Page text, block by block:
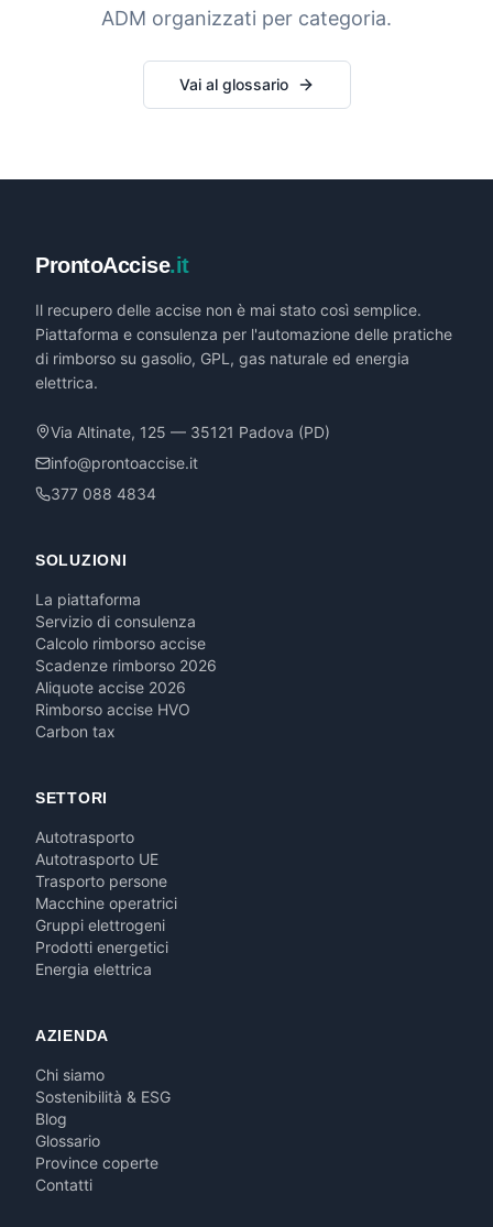
ADM organizzati per categoria.
Vai al glossario
ProntoAccise.it
Il recupero delle accise non è mai stato così semplice.
Piattaforma e consulenza per l'automazione delle pratiche
di rimborso su gasolio, GPL, gas naturale ed energia
elettrica.
Via Altinate, 125 — 35121 Padova (PD)
info@prontoaccise.it
377 088 4834
SOLUZIONI
La piattaforma
Servizio di consulenza
Calcolo rimborso accise
Scadenze rimborso 2026
Aliquote accise 2026
Rimborso accise HVO
Carbon tax
SETTORI
Autotrasporto
Autotrasporto UE
Trasporto persone
Macchine operatrici
Gruppi elettrogeni
Prodotti energetici
Energia elettrica
AZIENDA
Chi siamo
Sostenibilità & ESG
Blog
Glossario
Province coperte
Contatti